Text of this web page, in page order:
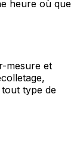
heure où que
mesure et
type de